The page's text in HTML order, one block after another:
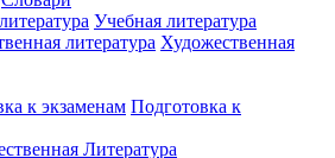
Учебная литература
Художественная
Подготовка к